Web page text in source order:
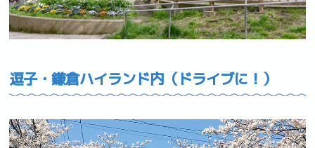
逗子・鎌倉ハイランド内（ドライブに！）